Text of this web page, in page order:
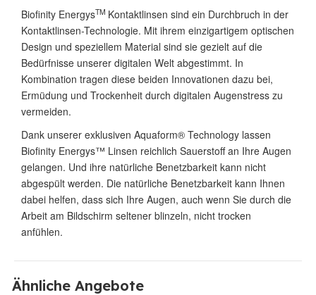
Biofinity EnergysTM Kontaktlinsen sind ein Durchbruch in der
Kontaktlinsen-Technologie. Mit ihrem einzigartigem optischen
Design und speziellem Material sind sie gezielt auf die
Bedürfnisse unserer digitalen Welt abgestimmt. In
Kombination tragen diese beiden Innovationen dazu bei,
Ermüdung und Trockenheit durch digitalen Augenstress zu
vermeiden.
Dank unserer exklusiven Aquaform® Technology lassen
Biofinity Energys™ Linsen reichlich Sauerstoff an Ihre Augen
gelangen. Und ihre natürliche Benetzbarkeit kann nicht
abgespült werden. Die natürliche Benetzbarkeit kann Ihnen
dabei helfen, dass sich Ihre Augen, auch wenn Sie durch die
Arbeit am Bildschirm seltener blinzeln, nicht trocken
anfühlen.
Ähnliche Angebote